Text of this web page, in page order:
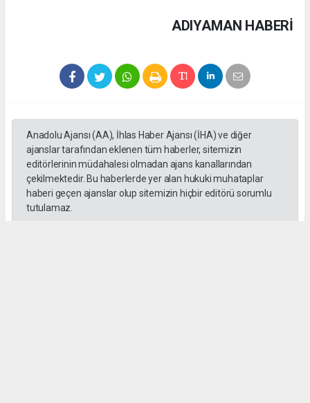
ADIYAMAN HABERİ
Anadolu Ajansı (AA), İhlas Haber Ajansı (İHA) ve diğer
ajanslar tarafından eklenen tüm haberler, sitemizin
editörlerinin müdahalesi olmadan ajans kanallarından
çekilmektedir. Bu haberlerde yer alan hukuki muhataplar
haberi geçen ajanslar olup sitemizin hiçbir editörü sorumlu
tutulamaz.